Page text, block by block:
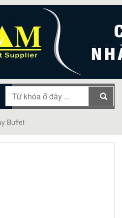
MAIN MENU
Buffet